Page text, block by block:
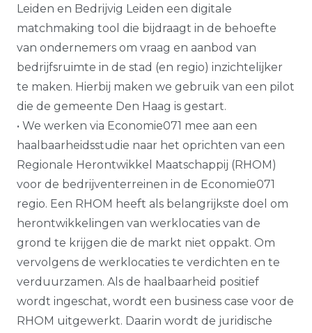
Leiden en Bedrijvig Leiden een digitale
matchmaking tool die bijdraagt in de behoefte
van ondernemers om vraag en aanbod van
bedrijfsruimte in de stad (en regio) inzichtelijker
te maken. Hierbij maken we gebruik van een pilot
die de gemeente Den Haag is gestart.
• We werken via Economie071 mee aan een
haalbaarheidsstudie naar het oprichten van een
Regionale Herontwikkel Maatschappij (RHOM)
voor de bedrijventerreinen in de Economie071
regio. Een RHOM heeft als belangrijkste doel om
herontwikkelingen van werklocaties van de
grond te krijgen die de markt niet oppakt. Om
vervolgens de werklocaties te verdichten en te
verduurzamen. Als de haalbaarheid positief
wordt ingeschat, wordt een business case voor de
RHOM uitgewerkt. Daarin wordt de juridische